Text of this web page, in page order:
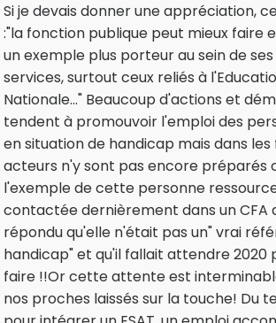
Si je devais donner une appréciation,
:"la fonction publique peut mieux faire
un exemple plus porteur au sein de
services, surtout ceux reliés à
Nationale..." Beaucoup d'actions et
tendent à promouvoir l'emploi des
en situation de handicap mais dans les
acteurs n'y sont pas encore préparés
l'exemple de cette personne
contactée dernièrement dans un CFA
répondu qu'elle n'était pas un" vrai
handicap" et qu'il fallait attendre 2020
faire !!Or cette attente est
nos proches laissés sur la touche! Du